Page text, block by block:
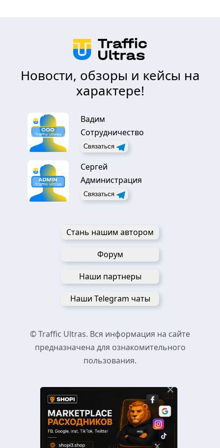
Новости, обзоры и кейсы на
характере!
Вадим
Сотрудничество
Связаться
Сергей
Администрация
Связаться
Стань нашим автором
Форум
Наши партнеры
Наши Telegram чаты
© Traffic Ultras. Вся информация на сайте
предназначена для ознакомительного
пользования.
×